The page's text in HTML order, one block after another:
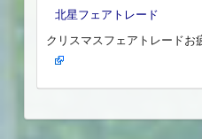
北星フェアトレード
クリスマスフェアトレードお